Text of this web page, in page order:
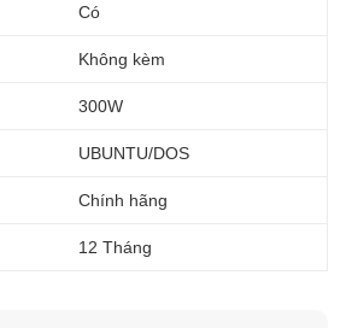
Có
Không kèm
300W
UBUNTU/DOS
Chính hãng
12 Tháng